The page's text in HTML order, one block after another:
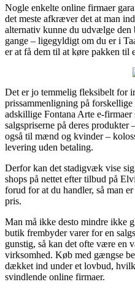
Nogle enkelte online firmaer
det meste afkræver det at man
alternativ kunne du udvælge
gange – ligegyldigt om du er i
er at få dem til at køre pakken til
Det er jo temmelig fleksibelt for
prissammenligning på
adskillige Fontana Arte e-
salgspriserne på deres
også til mænd og kvinder –
levering uden betaling.
Derfor kan det stadigvæk vise
shops på nettet efter tilbud på
forud for at du handler, så man
pris.
Man må ikke desto mindre ikke
butik frembyder varer for en
gunstig, så kan det ofte være en
virksomhed. Køb med gængse
dækket ind under et lovbud,
svindlende online firmaer.